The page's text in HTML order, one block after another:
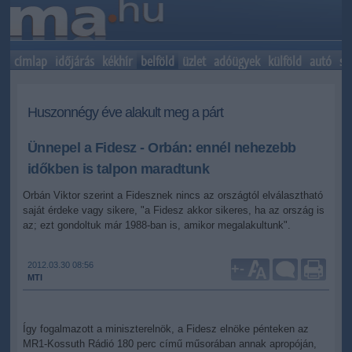
címlap időjárás kékhír belföld üzlet adóügyek külföld autó
Huszonnégy éve alakult meg a párt
Ünnepel a Fidesz - Orbán: ennél nehezebb
időkben is talpon maradtunk
Orbán Viktor szerint a Fidesznek nincs az országtól elválasztható
saját érdeke vagy sikere, "a Fidesz akkor sikeres, ha az ország is
az; ezt gondoltuk már 1988-ban is, amikor megalakultunk".
2012.03.30 08:56
MTI
+-
Így fogalmazott a miniszterelnök, a Fidesz elnöke pénteken az
MR1-Kossuth Rádió 180 perc című műsorában annak apropóján,